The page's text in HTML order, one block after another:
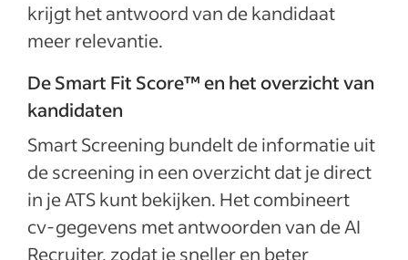
krijgt het antwoord van de kandidaat
meer relevantie.
De Smart Fit Score™ en het overzicht van
kandidaten
Smart Screening bundelt de informatie uit
de screening in een overzicht dat je direct
in je ATS kunt bekijken. Het combineert
cv-gegevens met antwoorden van de AI
Recruiter, zodat je sneller en beter